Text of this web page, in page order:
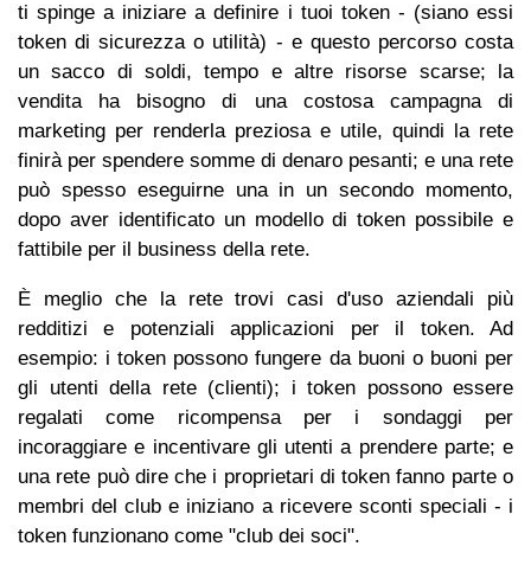
ti spinge a iniziare a definire i tuoi token - (siano essi
token di sicurezza o utilità) - e questo percorso costa
un sacco di soldi, tempo e altre risorse scarse; la
vendita ha bisogno di una costosa campagna di
marketing per renderla preziosa e utile, quindi la rete
finirà per spendere somme di denaro pesanti; e una rete
può spesso eseguirne una in un secondo momento,
dopo aver identificato un modello di token possibile e
fattibile per il business della rete.
È meglio che la rete trovi casi d'uso aziendali più
redditizi e potenziali applicazioni per il token. Ad
esempio: i token possono fungere da buoni o buoni per
gli utenti della rete (clienti); i token possono essere
regalati come ricompensa per i sondaggi per
incoraggiare e incentivare gli utenti a prendere parte; e
una rete può dire che i proprietari di token fanno parte o
membri del club e iniziano a ricevere sconti speciali - i
token funzionano come "club dei soci".